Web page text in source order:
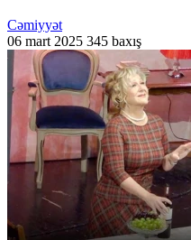
Cəmiyyət
06 mart 2025 345 baxış